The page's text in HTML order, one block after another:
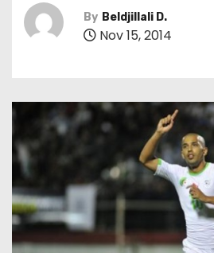
By Beldjillali D.
Nov 15, 2014